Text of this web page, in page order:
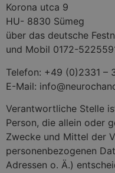
Korona utca 9
HU- 8830 Sümeg
über das deutsche
und Mobil 0172-
Telefon: +49 (0)2331 –
E-Mail:
Verantwortliche Stelle
Person, die allein oder
Zwecke und Mittel der
personenbezogenen
Adressen o. Ä.)